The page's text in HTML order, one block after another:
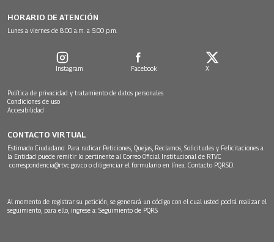
HORARIO DE ATENCIÓN
Lunes a viernes de 8:00 a.m. a 5:00 p.m.
Instagram Facebook X
Política de privacidad y tratamiento de datos personales
Condiciones de uso
Accesibilidad
CONTACTO VIRTUAL
Estimado Ciudadano: Para radicar Peticiones, Quejas, Reclamos, Solicitudes y Felicitaciones a
la Entidad puede remitir lo pertinente al Correo Oficial Institucional de RTVC
correspondencia@rtvc.gov.co o diligenciar el formulario en línea: Contacto PQRSD.
Al momento de registrar su petición, se generará un código con el cual usted podrá realizar el
seguimiento, para ello, ingrese a: Seguimiento de PQRS